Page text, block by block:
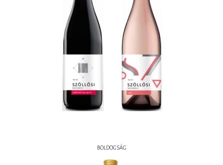
BOLDOGSÁG